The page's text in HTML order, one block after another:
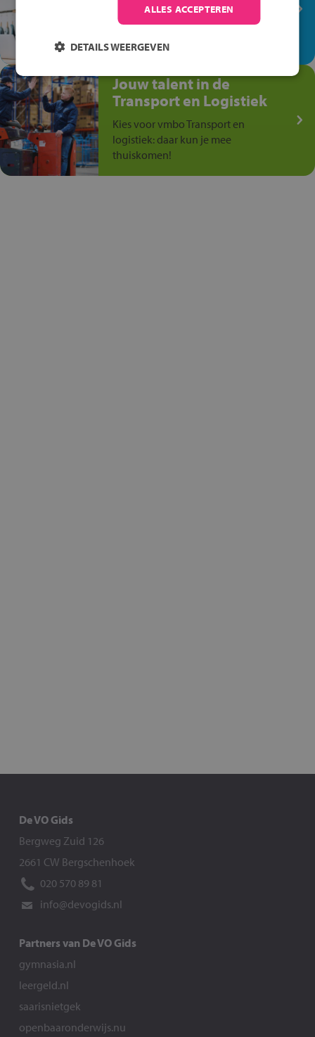
Ontdek via het vmbo jouw talent
op de winkelvloer, waar elke dag
anders is!
Jouw talent in de
Transport en Logistiek
Kies voor vmbo Transport en
logistiek: daar kun je mee
thuiskomen!
De VO Gids
Bergweg Zuid 126
2661 CW Bergschenhoek
020 570 89 81
info@devogids.nl
Partners van De VO Gids
gymnasia.nl
leergeld.nl
saarisnietgek
openbaaronderwijs.nu
ALLES ACCEPTEREN
DETAILS WEERGEVEN